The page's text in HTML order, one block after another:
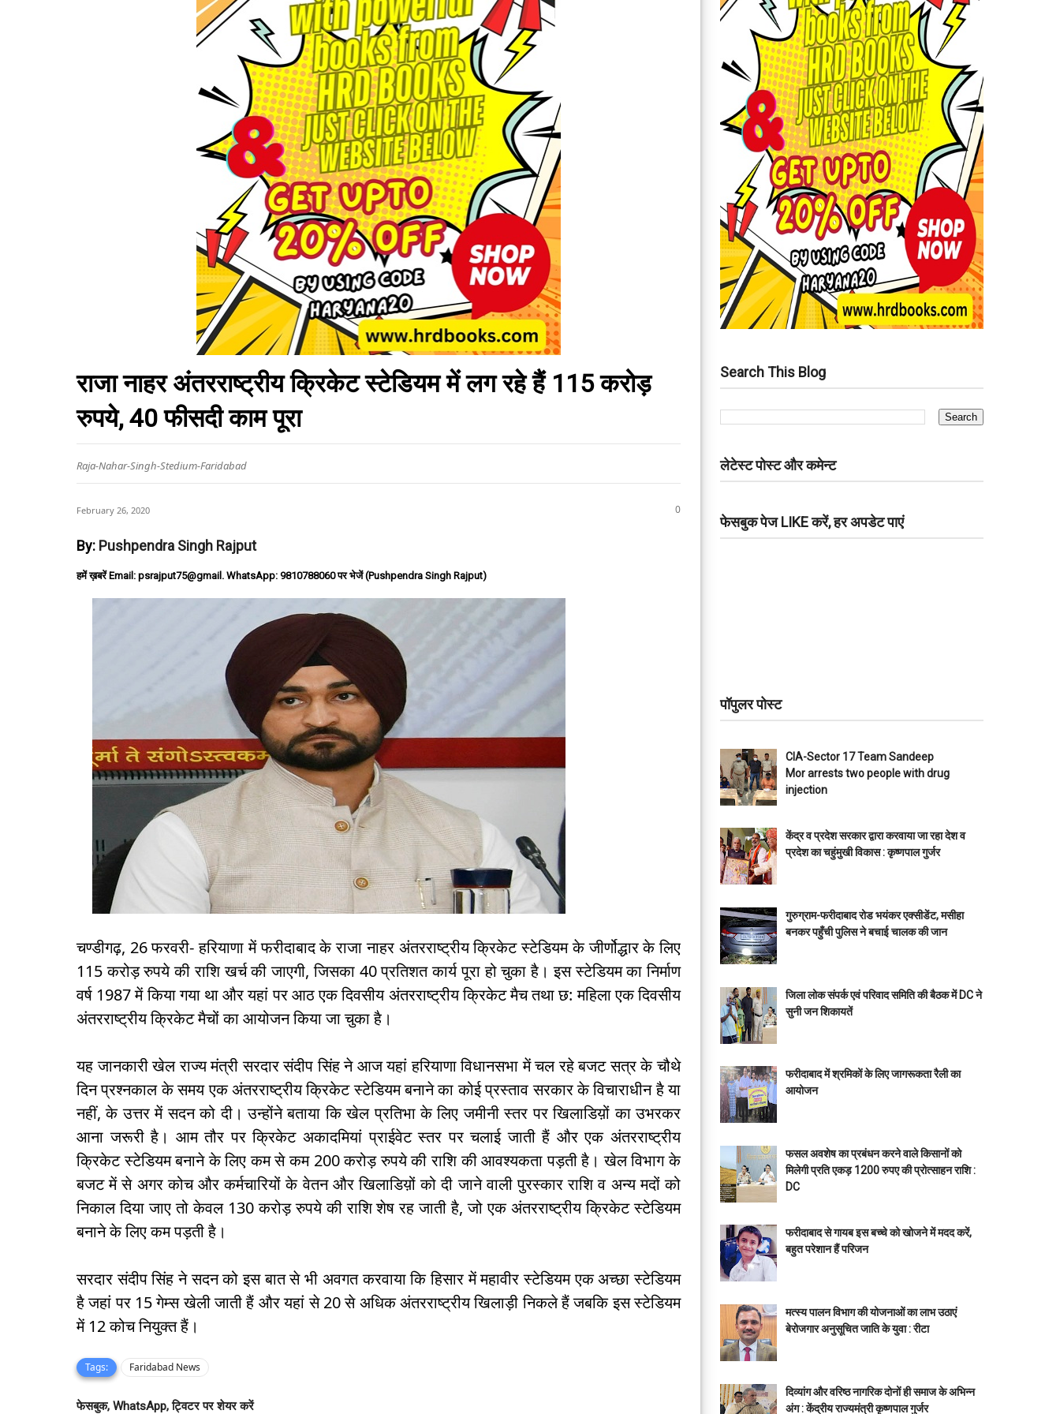
राजा नाहर अंतरराष्ट्रीय क्रिकेट स्टेडियम में लग रहे हैं 115 करोड़
रुपये, 40 फीसदी काम पूरा
Raja-Nahar-Singh-Stedium-Faridabad
February 26, 2020 0
By: Pushpendra Singh Rajput
हमें ख़बरें Email: psrajput75@gmail. WhatsApp: 9810788060 पर भेजें (Pushpendra Singh Rajput)
चण्डीगढ़, 26 फरवरी- हरियाणा में फरीदाबाद के राजा नाहर अंतरराष्ट्रीय क्रिकेट स्टेडियम के जीर्णोद्धार के लिए
115 करोड़ रुपये की राशि खर्च की जाएगी, जिसका 40 प्रतिशत कार्य पूरा हो चुका है। इस स्टेडियम का निर्माण
वर्ष 1987 में किया गया था और यहां पर आठ एक दिवसीय अंतरराष्ट्रीय क्रिकेट मैच तथा छ: महिला एक दिवसीय
अंतरराष्ट्रीय क्रिकेट मैचों का आयोजन किया जा चुका है।
यह जानकारी खेल राज्य मंत्री सरदार संदीप सिंह ने आज यहां हरियाणा विधानसभा में चल रहे बजट सत्र के चौथे
दिन प्रश्नकाल के समय एक अंतरराष्ट्रीय क्रिकेट स्टेडियम बनाने का कोई प्रस्ताव सरकार के विचाराधीन है या
नहीं, के उत्तर में सदन को दी। उन्होंने बताया कि खेल प्रतिभा के लिए जमीनी स्तर पर खिलाडिय़ों का उभरकर
आना जरूरी है। आम तौर पर क्रिकेट अकादमियां प्राईवेट स्तर पर चलाई जाती हैं और एक अंतरराष्ट्रीय
क्रिकेट स्टेडियम बनाने के लिए कम से कम 200 करोड़ रुपये की राशि की आवश्यकता पड़ती है। खेल विभाग के
बजट में से अगर कोच और कर्मचारियों के वेतन और खिलाडिय़ों को दी जाने वाली पुरस्कार राशि व अन्य मदों को
निकाल दिया जाए तो केवल 130 करोड़ रुपये की राशि शेष रह जाती है, जो एक अंतरराष्ट्रीय क्रिकेट स्टेडियम
बनाने के लिए कम पड़ती है।
सरदार संदीप सिंह ने सदन को इस बात से भी अवगत करवाया कि हिसार में महावीर स्टेडियम एक अच्छा स्टेडियम
है जहां पर 15 गेम्स खेली जाती हैं और यहां से 20 से अधिक अंतरराष्ट्रीय खिलाड़ी निकले हैं जबकि इस स्टेडियम
में 12 कोच नियुक्त हैं।
Tags: Faridabad News
फेसबुक, WhatsApp, ट्विटर पर शेयर करें
Search This Blog
लेटेस्ट पोस्ट और कमेन्ट
फेसबुक पेज LIKE करें, हर अपडेट पाएं
पॉपुलर पोस्ट
CIA-Sector 17 Team Sandeep
Mor arrests two people with drug
injection
केंद्र व प्रदेश सरकार द्वारा करवाया जा रहा देश व
प्रदेश का चहुंमुखी विकास : कृष्णपाल गुर्जर
गुरुग्राम-फरीदाबाद रोड भयंकर एक्सीडेंट, मसीहा
बनकर पहुँची पुलिस ने बचाई चालक की जान
जिला लोक संपर्क एवं परिवाद समिति की बैठक में DC ने
सुनी जन शिकायतें
फरीदाबाद में श्रमिकों के लिए जागरूकता रैली का
आयोजन
फसल अवशेष का प्रबंधन करने वाले किसानों को
मिलेगी प्रति एकड़ 1200 रुपए की प्रोत्साहन राशि :
DC
फरीदाबाद से गायब इस बच्चे को खोजने में मदद करें,
बहुत परेशान हैं परिजन
मत्स्य पालन विभाग की योजनाओं का लाभ उठाएं
बेरोजगार अनुसूचित जाति के युवा : रीटा
दिव्यांग और वरिष्ठ नागरिक दोनों ही समाज के अभिन्न
अंग : केंद्रीय राज्यमंत्री कृष्णपाल गुर्जर